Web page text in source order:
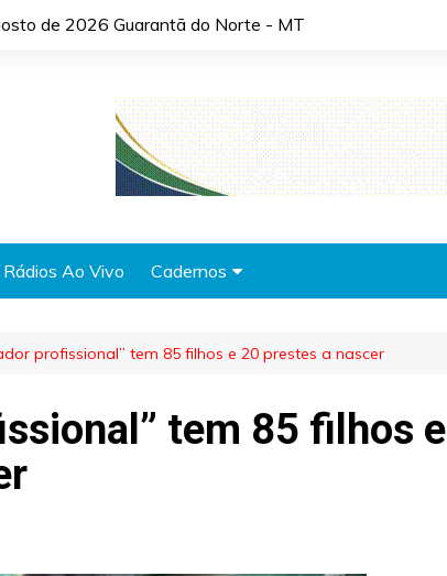
de 2026 Guarantã do Norte - MT
Rádios Ao Vivo Cadernos
Automóveis
Cidades
profissional” tem 85 filhos e 20 prestes a nascer
tem 85 filhos e